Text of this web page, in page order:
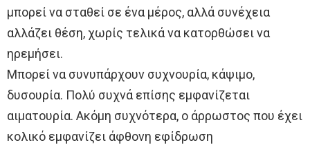
μπορεί να σταθεί σε ένα μέρος, αλλά συνέχεια
αλλάζει θέση, χωρίς τελικά να κατορθώσει να
ηρεμήσει.
Μπορεί να συνυπάρχουν συχνουρία, κάψιμο,
δυσουρία. Πολύ συχνά επίσης εμφανίζεται
αιματουρία. Ακόμη συχνότερα, ο άρρωστος που έχει
κολικό εμφανίζει άφθονη εφίδρωση